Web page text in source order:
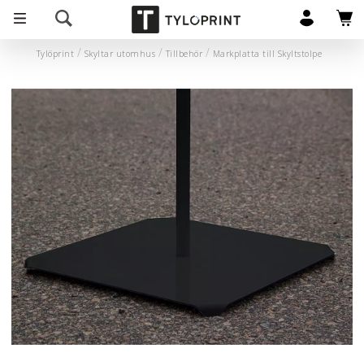
Tylöprint Skyltar utomhus Tillbehör Markplatta till Skyltstolpe